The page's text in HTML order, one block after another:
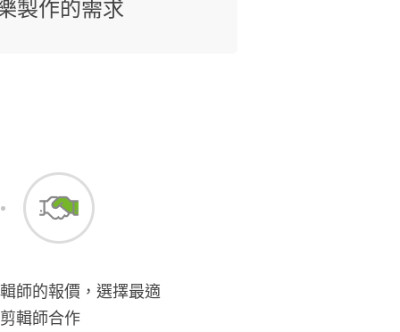
製作的需求
師的報價，選擇最適
輯師合作